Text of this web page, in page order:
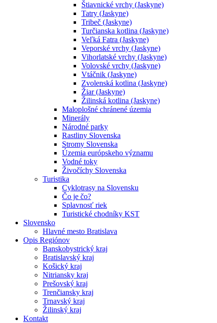
Štiavnické vrchy (Jaskyne)
Tatry (Jaskyne)
Tribeč (Jaskyne)
Turčianska kotlina (Jaskyne)
Veľká Fatra (Jaskyne)
Veporské vrchy (Jaskyne)
Vihorlatské vrchy (Jaskyne)
Volovské vrchy (Jaskyne)
Vtáčnik (Jaskyne)
Zvolenská kotlina (Jaskyne)
Žiar (Jaskyne)
Žilinská kotlina (Jaskyne)
Maloplošné chránené územia
Minerály
Národné parky
Rastliny Slovenska
Stromy Slovenska
Územia európskeho významu
Vodné toky
Živočíchy Slovenska
Turistika
Cyklotrasy na Slovensku
Čo je čo?
Splavnosť riek
Turistické chodníky KST
Slovensko
Hlavné mesto Bratislava
Opis Regiónov
Banskobystrický kraj
Bratislavský kraj
Košický kraj
Nitriansky kraj
Prešovský kraj
Trenčiansky kraj
Trnavský kraj
Žilinský kraj
Kontakt